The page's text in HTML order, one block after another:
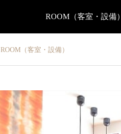
ROOM（客室・設備）
ROOM（客室・設備）